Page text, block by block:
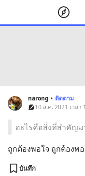
narong • ติดตาม
10 ส.ค. 2021 เวล
อะไรคือสิ่งที่สำคัญ
ถูกต้องพอใจ ถูกต้องพ
บันทึก